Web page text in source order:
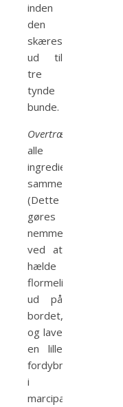
inden
den
skæres
ud til
tre
tynde
bunde.
Overtræksmarcipan:
alle
ingredienserne
sammen
(Dette
gøres
nemmest
ved at
hælde
flormelissen
ud på
bordet,
og lave
en lille
fordybning
i
marcipanklumpen,